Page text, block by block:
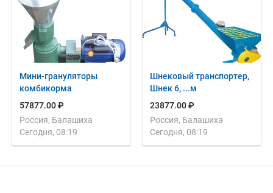
Мини-грануляторы
комбикорма
57877.00 ₽
Россия, Балашиха
Сегодня, 08:19
Шнековый транспортер,
Шнек 6, ...м
23877.00 ₽
Россия, Балашиха
Сегодня, 08:19